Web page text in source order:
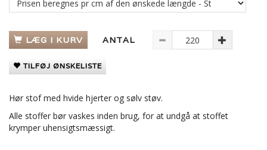
LÆG I KURV ANTAL
TILFØJ ØNSKELISTE
Hør stof med hvide hjerter og sølv støv.
Alle stoffer bør vaskes inden brug, for at undgå at stoffet
krymper uhensigtsmæssigt.